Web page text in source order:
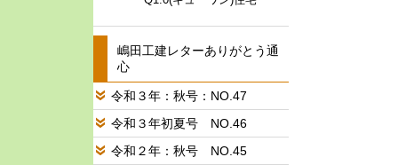
嶋田工建レターありがとう通
心
令和３年：秋号：NO.47
令和３年初夏号 NO.46
令和２年：秋号 NO.45